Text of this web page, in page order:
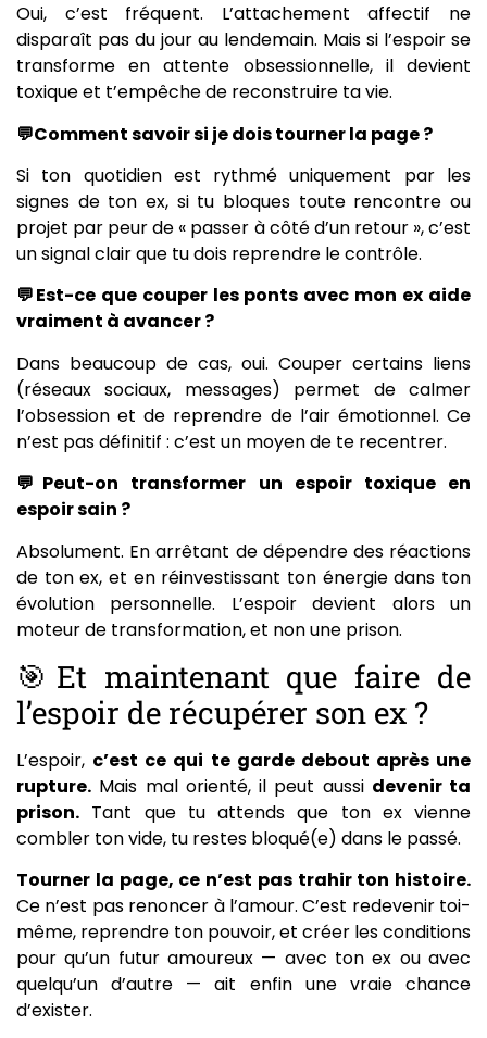
Oui, c’est fréquent. L’attachement affectif ne
disparaît pas du jour au lendemain. Mais si l’espoir se
transforme en attente obsessionnelle, il devient
toxique et t’empêche de reconstruire ta vie.
💬Comment savoir si je dois tourner la page ?
Si ton quotidien est rythmé uniquement par les
signes de ton ex, si tu bloques toute rencontre ou
projet par peur de « passer à côté d’un retour », c’est
un signal clair que tu dois reprendre le contrôle.
💬Est-ce que couper les ponts avec mon ex aide
vraiment à avancer ?
Dans beaucoup de cas, oui. Couper certains liens
(réseaux sociaux, messages) permet de calmer
l’obsession et de reprendre de l’air émotionnel. Ce
n’est pas définitif : c’est un moyen de te recentrer.
💬Peut-on transformer un espoir toxique en
espoir sain ?
Absolument. En arrêtant de dépendre des réactions
de ton ex, et en réinvestissant ton énergie dans ton
évolution personnelle. L’espoir devient alors un
moteur de transformation, et non une prison.
🎯Et maintenant que faire de
l’espoir de récupérer son ex ?
L’espoir, c’est ce qui te garde debout après une
rupture. Mais mal orienté, il peut aussi devenir ta
prison. Tant que tu attends que ton ex vienne
combler ton vide, tu restes bloqué(e) dans le passé.
Tourner la page, ce n’est pas trahir ton histoire.
Ce n’est pas renoncer à l’amour. C’est redevenir toi-
même, reprendre ton pouvoir, et créer les conditions
pour qu’un futur amoureux — avec ton ex ou avec
quelqu’un d’autre — ait enfin une vraie chance
d’exister.